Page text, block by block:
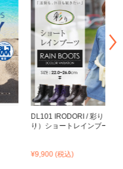
DL101 IRODORI / 彩り（いろど
り）ショートレインブーツ
(税込)